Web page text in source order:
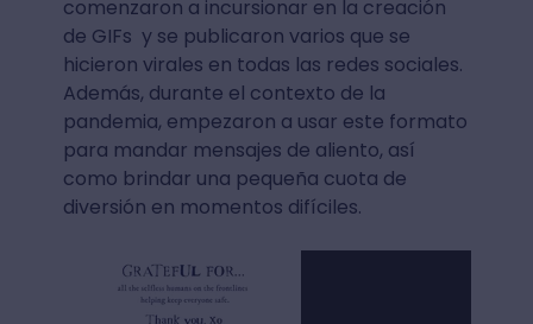
comenzaron a incursionar en la creación
de GIFs y se publicaron varios que se
hicieron virales en todas las redes sociales.
Además, durante el contexto de la
pandemia, empezaron a usar este formato
para mandar mensajes de aliento, así
como brindar una pequeña cuota de
diversión en momentos difíciles.